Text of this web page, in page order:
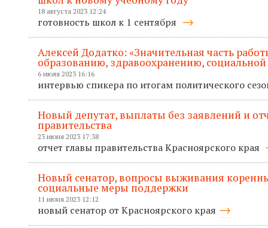
18 августа 2023 12:24
готовность школ к 1 сентября
Алексей Додатко: «Значительная часть
образованию, здравоохранению,
6 июля 2023 16:16
интервью спикера по итогам политического
Новый депутат, выплаты без заявлений и
правительства
23 июня 2023 17:38
отчет главы правительства Красноярского края
Новый сенатор, вопросы выживания
социальные меры поддержки
11 июня 2023 12:12
новый сенатор от Красноярского края